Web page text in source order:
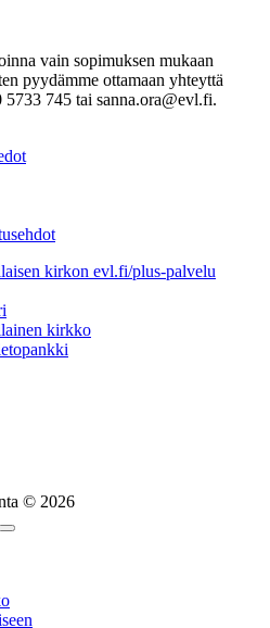
vain sopimuksen mukaan
pyydämme ottamaan yhteyttä
745 tai sanna.ora@evl.fi.
kirkon evl.fi/plus-palvelu
kirkko
© 2026